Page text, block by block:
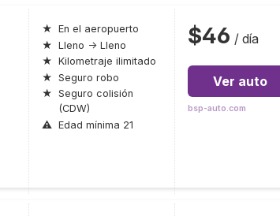
★ En el aeropuerto
★ Lleno → Lleno
★ Kilometraje ilimitado
★ Seguro robo
★ Seguro colisión
(CDW)
⚠ Edad mínima 21
$46 / día
Ver auto
bsp-auto.com